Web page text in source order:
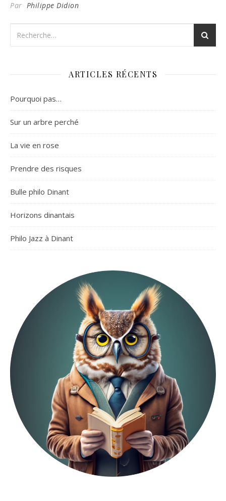
Par Philippe Didion
ARTICLES RÉCENTS
Pourquoi pas…
Sur un arbre perché
La vie en rose
Prendre des risques
Bulle philo Dinant
Horizons dinantais
Philo Jazz à Dinant